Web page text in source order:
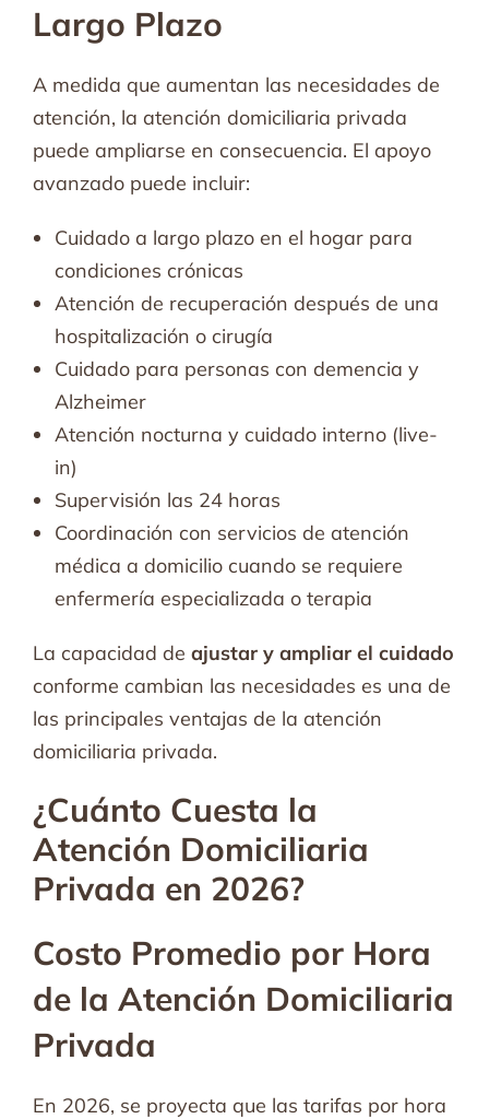
Largo Plazo
A medida que aumentan las necesidades de
atención, la atención domiciliaria privada
puede ampliarse en consecuencia. El apoyo
avanzado puede incluir:
Cuidado a largo plazo en el hogar para
condiciones crónicas
Atención de recuperación después de una
hospitalización o cirugía
Cuidado para personas con demencia y
Alzheimer
Atención nocturna y cuidado interno (live-
in)
Supervisión las 24 horas
Coordinación con servicios de atención
médica a domicilio cuando se requiere
enfermería especializada o terapia
La capacidad de ajustar y ampliar el cuidado
conforme cambian las necesidades es una de
las principales ventajas de la atención
domiciliaria privada.
¿Cuánto Cuesta la
Atención Domiciliaria
Privada en 2026?
Costo Promedio por Hora
de la Atención Domiciliaria
Privada
En 2026, se proyecta que las tarifas por hora